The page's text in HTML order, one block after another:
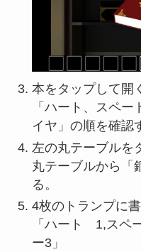
本をタップして開
「ハート、スペ
イヤ」の順を確認
左の丸テーブルを
丸テーブルから「
る。
4枚のトランプに
「ハート 1,ス
ー3」